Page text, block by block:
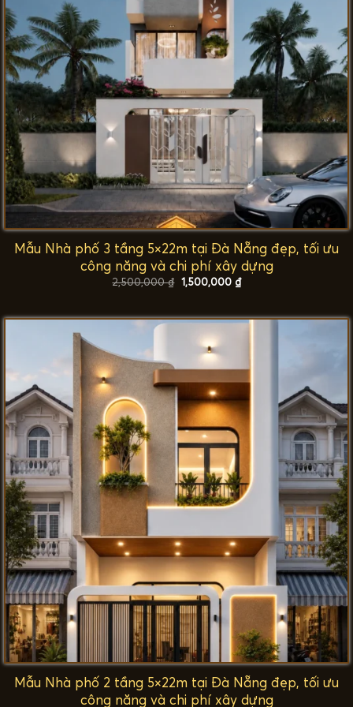
Mẫu Nhà phố 3 tầng 5×22m tại Đà Nẵng đẹp, tối ưu
công năng và chi phí xây dựng
2,500,000₫ Giá
gốc
1,500,000 ₫Giá
hiện
1,500,000 ₫.
Mẫu Nhà phố 2 tầng 5×22m tại Đà Nẵng đẹp, tối ưu
công năng và chi phí xây dựng